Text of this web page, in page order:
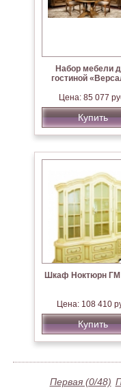
Набор мебели
гостиной
Цена: 85 077
Купить
Шкаф Ноктюрн ГМ
Цена: 108 410
Купить
Первая (0/48)